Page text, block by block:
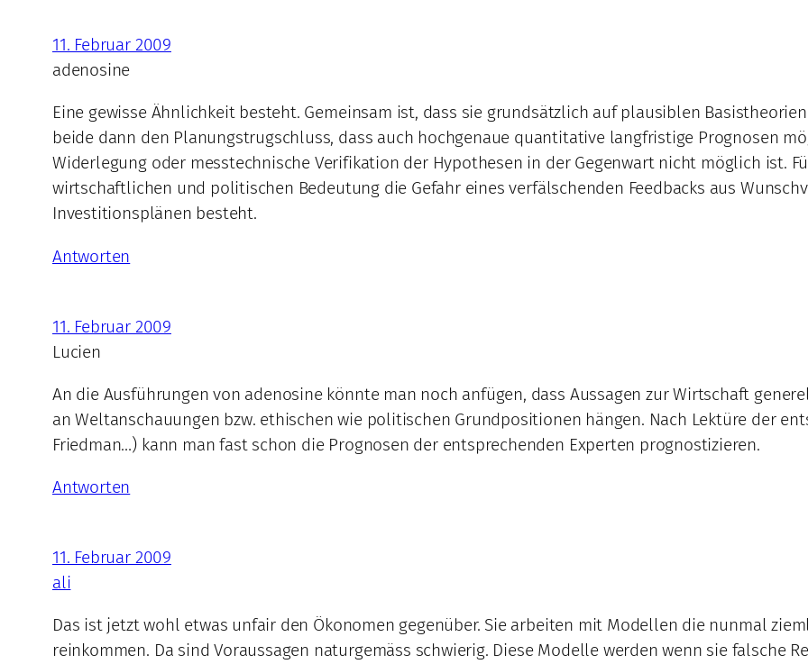
11. Februar 2009
adenosine
Eine gewisse Ähnlichkeit besteht. Gemeinsam ist, dass sie grundsätzlich auf plausiblen
beide dann den Planungstrugschluss, dass auch hochgenaue quantitative langfristige Prognosen
Widerlegung oder messtechnische Verifikation der Hypothesen in der Gegenwart nicht möglich ist.
wirtschaftlichen und politischen Bedeutung die Gefahr eines verfälschenden Feedbacks aus
Investitionsplänen besteht.
Antworten
11. Februar 2009
Lucien
An die Ausführungen von adenosine könnte man noch anfügen, dass Aussagen zur Wirtschaft
an Weltanschauungen bzw. ethischen wie politischen Grundpositionen hängen. Nach Lektüre der
Friedman…) kann man fast schon die Prognosen der entsprechenden Experten prognostizieren.
Antworten
11. Februar 2009
ali
Das ist jetzt wohl etwas unfair den Ökonomen gegenüber. Sie arbeiten mit Modellen die nunmal
reinkommen. Da sind Voraussagen naturgemäss schwierig. Diese Modelle werden wenn sie falsche